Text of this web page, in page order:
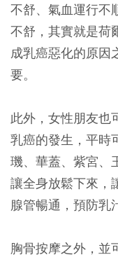
不舒、氣血運行不
不舒，其實就是荷
成乳癌惡化的原因
要。
此外，女性朋友也
乳癌的發生，平時
璣、華蓋、紫宮、
讓全身放鬆下來，
腺管暢通，預防乳
胸骨按摩之外，並